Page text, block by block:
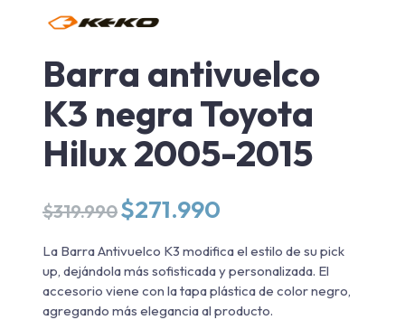
Barra antivuelco
K3 negra Toyota
Hilux 2005-2015
$319.990 El
precio
original
era:
$319.990.
$271.990
actual
es:
$271.990.
La Barra Antivuelco K3 modifica el estilo de su pick
up, dejándola más sofisticada y personalizada. El
accesorio viene con la tapa plástica de color negro,
agregando más elegancia al producto.